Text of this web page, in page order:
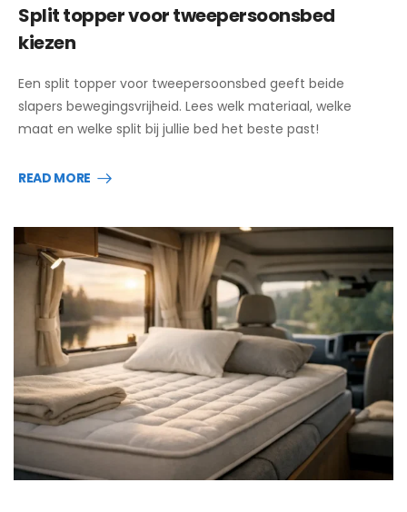
Split topper voor tweepersoonsbed
kiezen
Een split topper voor tweepersoonsbed geeft beide
slapers bewegingsvrijheid. Lees welk materiaal, welke
maat en welke split bij jullie bed het beste past!
READ MORE